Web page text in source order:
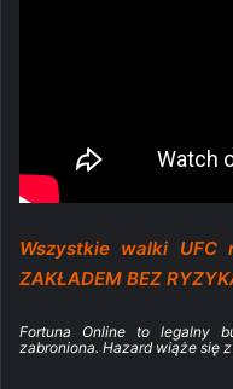
Wszystkie walki UFC
ZAKŁADEM BEZ
Fortuna Online to legalny
zabroniona. Hazard wiąże się